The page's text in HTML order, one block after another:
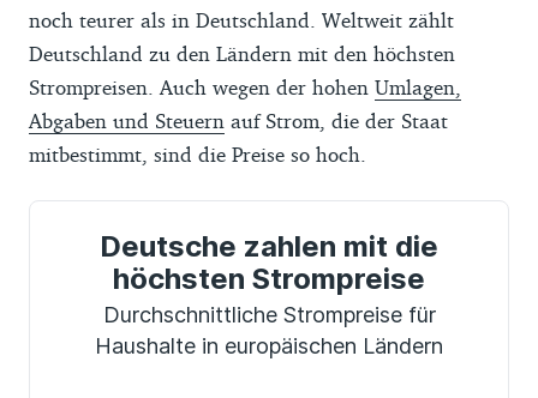
noch teurer als in Deutschland. Weltweit zählt
Deutschland zu den Ländern mit den höchsten
Strompreisen. Auch wegen der hohen Umlagen,
Abgaben und Steuern auf Strom, die der Staat
mitbestimmt, sind die Preise so hoch.